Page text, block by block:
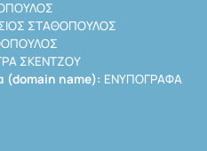
ΣΤΑΘΟΠΟΥΛΟΣ
ΣΚΕΝΤΖΟΥ
(domain name): ΕΝΥΠΟΓΡΑΦΑ